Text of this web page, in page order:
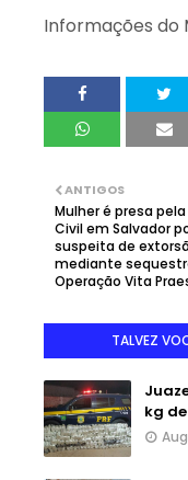
Informações do
ANTIGOS
Mulher é presa
Civil em Salvador
suspeita de
mediante
Operação Vita
TALVEZ
kg